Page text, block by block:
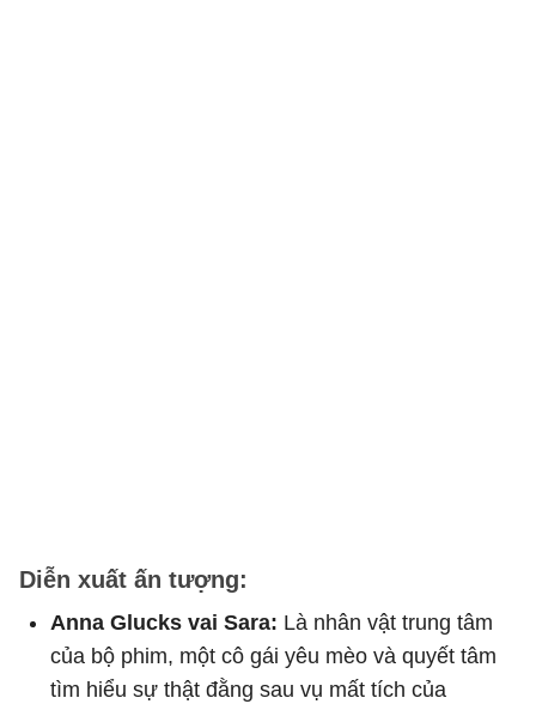
Diễn xuất ấn tượng:
Anna Glucks vai Sara: Là nhân vật trung tâm
của bộ phim, một cô gái yêu mèo và quyết tâm
tìm hiểu sự thật đằng sau vụ mất tích của